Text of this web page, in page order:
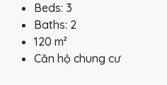
Beds: 3
Baths: 2
120 m²
Căn hộ chung cư